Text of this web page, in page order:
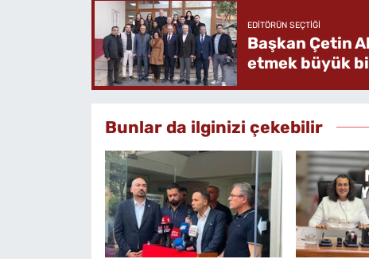
EDITÖRÜN SEÇTIĞI
Başkan Çetin
etmek büyük
Bunlar da ilginizi çekebilir